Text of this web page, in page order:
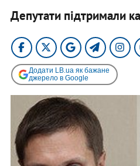
Депутати підтримали
Додати LB.ua як бажане
джерело в Google